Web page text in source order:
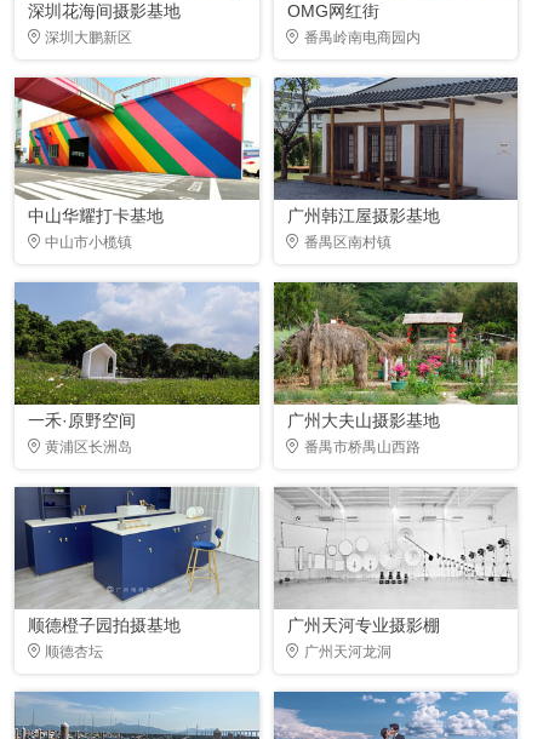
深圳花海间摄影基地
深圳大鹏新区
OMG网红街
番禺岭南电商园内
中山华耀打卡基地
中山市小榄镇
广州韩江屋摄影基地
番禺区南村镇
一禾·原野空间
黄浦区长洲岛
广州大夫山摄影基地
番禺市桥禺山西路
顺德橙子园拍摄基地
顺德杏坛
广州天河专业摄影棚
广州天河龙洞